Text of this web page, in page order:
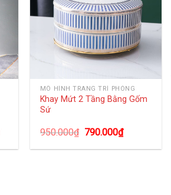
MÔ HÌNH TRANG TRÍ PHÒNG
Khay Mứt 2 Tầng Bằng Gốm
Sứ
950.000₫ 790.000₫